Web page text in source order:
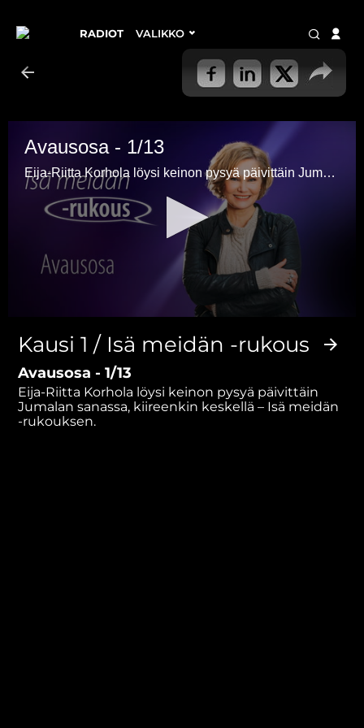
RADIOT VALIKKO
Avausosa - 1/13
Eija-Riitta Korhola löysi keinon pysyä päivittäin Jumalan sanassa, kiireenkin keskellä, Isä meidän -rukouksen.
seconds
minutes,
32
seconds
Kausi 1 / Isä meidän -rukous
Avausosa - 1/13
Eija-Riitta Korhola löysi keinon pysyä päivittäin
Jumalan sanassa, kiireenkin keskellä – Isä meidän
-rukouksen.